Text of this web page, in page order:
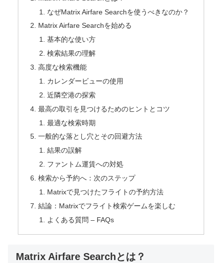
なぜMatrix Airfare Searchを使うべきなのか？
Matrix Airfare Searchを始める
基本的な使い方
検索結果の理解
高度な検索機能
カレンダービューの使用
近隣空港の探索
最高の取引を見つけるためのヒントとコツ
最適な検索時期
一般的な落とし穴とその回避方法
結果の誤解
ファントム運賃への対処
検索から予約へ：次のステップ
Matrixで見つけたフライトの予約方法
結論：Matrixでフライト検索ゲームを楽しむ
よくある質問 – FAQs
Matrix Airfare Searchとは？